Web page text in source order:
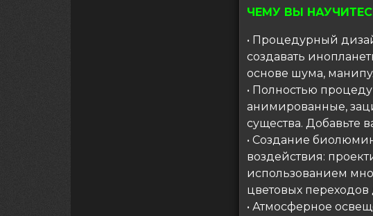
ЧЕМУ ВЫ
• Процедурный
создавать
основе шума,
• Полностью
анимированные,
существа. Добавьте
• Создание
воздействия:
использованием
цветовых
• Атмосферное